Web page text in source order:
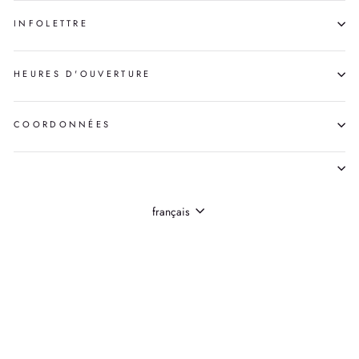
INFOLETTRE
HEURES D'OUVERTURE
COORDONNÉES
LANGUE
français